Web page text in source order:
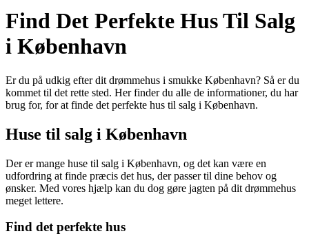
Find Det Perfekte Hus Til Salg
i København
Er du på udkig efter dit drømmehus i smukke København? Så er du
kommet til det rette sted. Her finder du alle de informationer, du har
brug for, for at finde det perfekte hus til salg i København.
Huse til salg i København
Der er mange huse til salg i København, og det kan være en
udfordring at finde præcis det hus, der passer til dine behov og
ønsker. Med vores hjælp kan du dog gøre jagten på dit drømmehus
meget lettere.
Find det perfekte hus